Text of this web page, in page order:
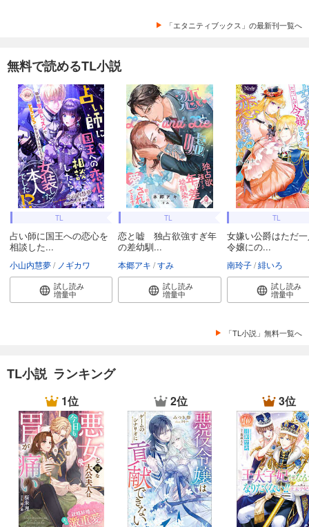
「エタニティブックス」の最新刊一覧へ
無料で読めるTL小説
TL
占い師に国王への恋心を
相談した...
小山内慧夢 ノギカワ
試し読み
増量中
TL
恋と嘘 独占欲強すぎ年
の差幼馴...
本郷アキ すみ
試し読み
増量中
TL
女嫌い公爵はただ
令嬢にの...
南玲子 緋いろ
試し読み
増量中
「TL小説」無料一覧へ
TL小説 ランキング
1位 2位 3位